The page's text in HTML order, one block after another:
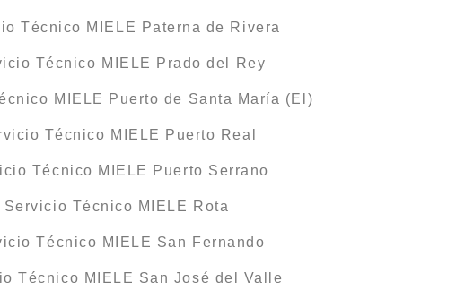
Técnico MIELE Paterna de Rivera
Técnico MIELE Prado del Rey
MIELE Puerto de Santa María (El)
Técnico MIELE Puerto Real
Técnico MIELE Puerto Serrano
Servicio Técnico MIELE Rota
Técnico MIELE San Fernando
Técnico MIELE San José del Valle